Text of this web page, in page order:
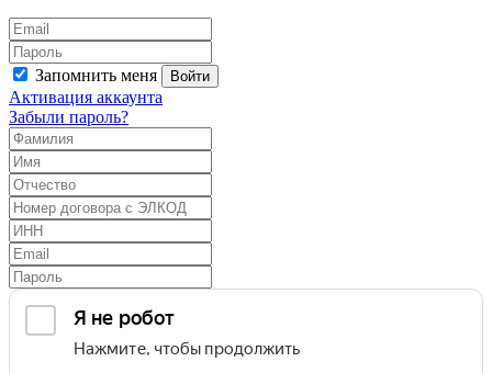
Запомнить меня Войти
Активация аккаунта
Забыли пароль?